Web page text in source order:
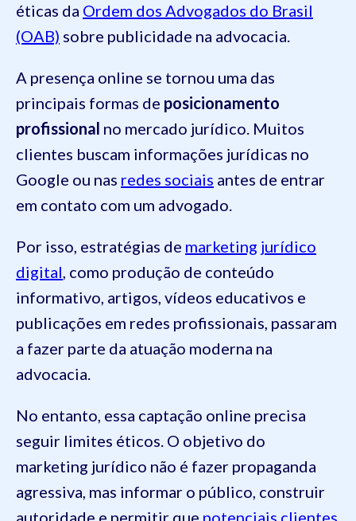
éticas da Ordem dos Advogados do Brasil
(OAB) sobre publicidade na advocacia.
A presença online se tornou uma das
principais formas de posicionamento
profissional no mercado jurídico. Muitos
clientes buscam informações jurídicas no
Google ou nas redes sociais antes de entrar
em contato com um advogado.
Por isso, estratégias de marketing jurídico
digital, como produção de conteúdo
informativo, artigos, vídeos educativos e
publicações em redes profissionais, passaram
a fazer parte da atuação moderna na
advocacia.
No entanto, essa captação online precisa
seguir limites éticos. O objetivo do
marketing jurídico não é fazer propaganda
agressiva, mas informar o público, construir